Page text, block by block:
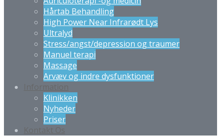
Hårtab Behandling
High Power Near Infrarødt Lys
Ultralyd
Stress/angst/depression og traumer
Manuel terapi
Massage
Arvæv og indre dysfunktioner
Information
Klinikken
Nyheder
Priser
Kontakt Os